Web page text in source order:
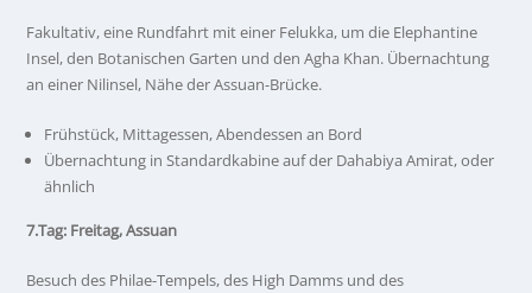
Fakultativ, eine Rundfahrt mit einer Felukka, um die Elephantine
Insel, den Botanischen Garten und den Agha Khan. Übernachtung
an einer Nilinsel, Nähe der Assuan-Brücke.
Frühstück, Mittagessen, Abendessen an Bord
Übernachtung in Standardkabine auf der Dahabiya Amirat, oder
ähnlich
7.Tag: Freitag, Assuan
Besuch des Philae-Tempels, des High Damms und des